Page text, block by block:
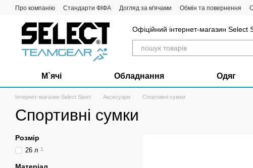
Перейти до основного контенту
Про компанію Стандарти ФІФА Догляд за м'ячами Обмін та повернення
Офіційний інтернет-магазин Select
М`ячі Обладнання Одяг
Інтернет-магазин Select Sport Аксесуари Спортивні сумки
Спортивні сумки
Розмір
26 л 1